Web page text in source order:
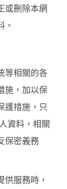
或刪除本網
。
等相關的各
施，加以保
護措施，只
資料，相關
保密義務
服務時，